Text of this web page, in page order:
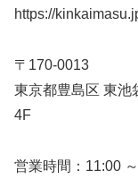
https://
〒170-0013
東京都豊島区 東池
4F
営業時間：11:00